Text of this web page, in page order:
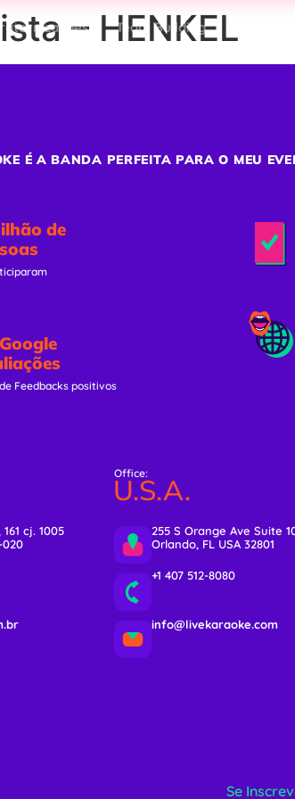
Team Building
– HENKEL
É A BANDA PERFEITA PARA O MEU
de
Feedbacks positivos
cj. 1005
020
Office:
U.S.A.
255 S Orange Ave Suite
Orlando, FL USA 32801
+1 407 512-8080
info@livekaraoke.com
Se